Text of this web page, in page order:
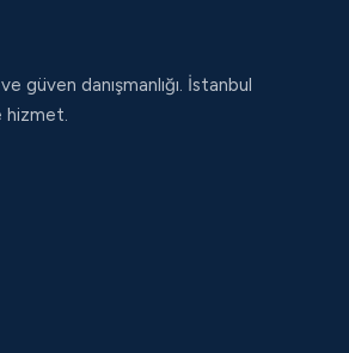
güven danışmanlığı. İstanbul
hizmet.